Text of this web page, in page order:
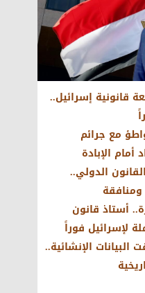
قانونية إسرائيل..
مع جرائم
أمام الإبادة
الدولي..
ومنافقة
أستاذ قانون
لإسرائيل فوراً
الإنشائية..